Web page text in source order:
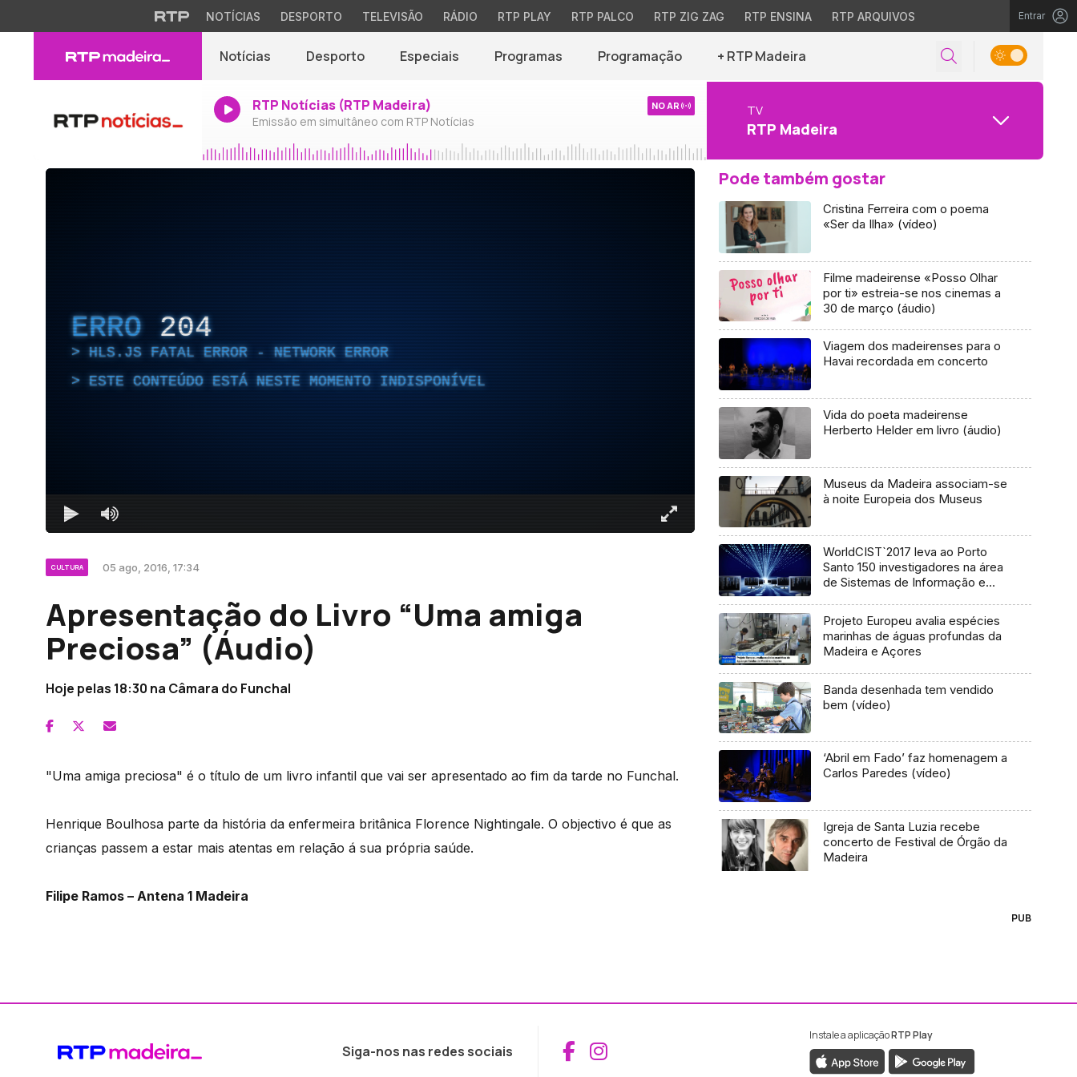
NOTÍCIAS DESPORTO TELEVISÃO RÁDIO RTP PLAY RTP PALCO RTP ZIG ZAG RTP ENSINA RTP ARQUIVOS Entrar
Notícias Desporto Especiais Programas Programação + RTP Madeira
RTP Notícias (RTP Madeira)
Emissão em simultâneo com RTP Notícias
NO AR TV
RTP Madeira
ERRO 204
HLS.JS FATAL ERROR - NETWORK ERROR
ESTE CONTEÚDO ESTÁ NESTE MOMENTO INDISPONÍVEL
CULTURA 05 ago, 2016, 17:34
Apresentação do Livro “Uma amiga
Preciosa” (Áudio)
Hoje pelas 18:30 na Câmara do Funchal
"Uma amiga preciosa" é o título de um livro infantil que vai ser apresentado ao fim da tarde no Funchal.
Henrique Boulhosa parte da história da enfermeira britânica Florence Nightingale. O objectivo é que as
crianças passem a estar mais atentas em relação á sua própria saúde.
Filipe Ramos – Antena 1 Madeira
Pode também gostar
Cristina Ferreira com o poema
«Ser da Ilha» (vídeo)
Filme madeirense «Posso Olhar
por ti» estreia-se nos cinemas a
30 de março (áudio)
Viagem dos madeirenses para o
Havai recordada em concerto
Vida do poeta madeirense
Herberto Helder em livro (áudio)
Museus da Madeira associam-se
à noite Europeia dos Museus
WorldCIST`2017 leva ao Porto
Santo 150 investigadores na área
de Sistemas de Informação e
Projeto Europeu avalia espécies
marinhas de águas profundas da
Madeira e Açores
Banda desenhada tem vendido
bem (vídeo)
‘Abril em Fado’ faz homenagem a
Carlos Paredes (vídeo)
Igreja de Santa Luzia recebe
concerto de Festival de Órgão da
Madeira
PUB
Siga-nos nas redes sociais Aceder ao Facebook da RTP Madeira
Aceder ao Instagram da RTP Madeira
Instale a aplicaçãoRTP Play